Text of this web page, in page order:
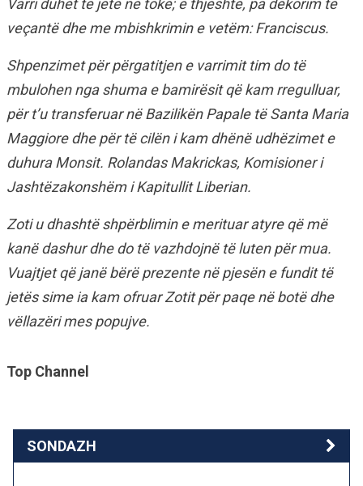
Varri duhet të jetë në tokë; e thjeshtë, pa dekorim të
veçantë dhe me mbishkrimin e vetëm: Franciscus.
Shpenzimet për përgatitjen e varrimit tim do të
mbulohen nga shuma e bamirësit që kam rregulluar,
për t’u transferuar në Bazilikën Papale të Santa Maria
Maggiore dhe për të cilën i kam dhënë udhëzimet e
duhura Monsit. Rolandas Makrickas, Komisioner i
Jashtëzakonshëm i Kapitullit Liberian.
Zoti u dhashtë shpërblimin e merituar atyre që më
kanë dashur dhe do të vazhdojnë të luten për mua.
Vuajtjet që janë bërë prezente në pjesën e fundit të
jetës sime ia kam ofruar Zotit për paqe në botë dhe
vëllazëri mes popujve.
Top Channel
SONDAZH